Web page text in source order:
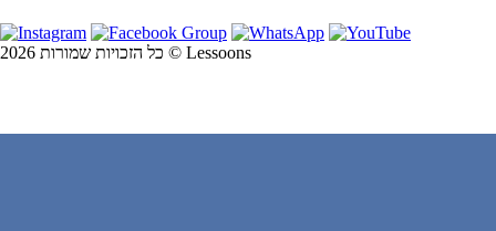
כל הזכויות שמורות 2026 © Lessoons